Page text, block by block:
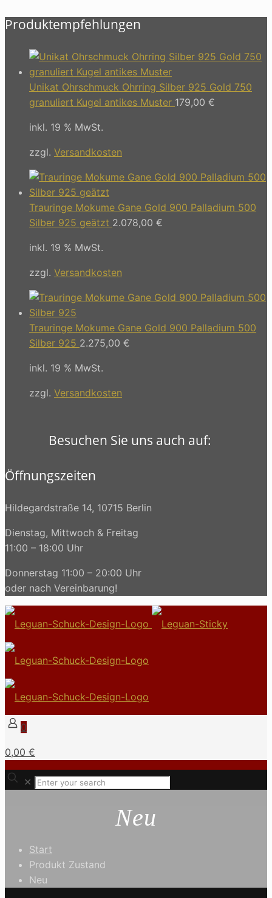
Produktempfehlungen
Unikat Ohrschmuck Ohrring Silber 925 Gold 750
granuliert Kugel antikes Muster 179,00 €
inkl. 19 % MwSt.
zzgl. Versandkosten
Trauringe Mokume Gane Gold 900 Palladium 500
Silber 925 geätzt 2.078,00 €
inkl. 19 % MwSt.
zzgl. Versandkosten
Trauringe Mokume Gane Gold 900 Palladium 500
Silber 925 2.275,00 €
inkl. 19 % MwSt.
zzgl. Versandkosten
Besuchen Sie uns auch auf:
Öffnungszeiten
Hildegardstraße 14, 10715 Berlin
Dienstag, Mittwoch & Freitag
11:00 – 18:00 Uhr
Donnerstag 11:00 – 20:00 Uhr
oder nach Vereinbarung!
0
0,00 €
✕
Neu
Start
Produkt Zustand
Neu